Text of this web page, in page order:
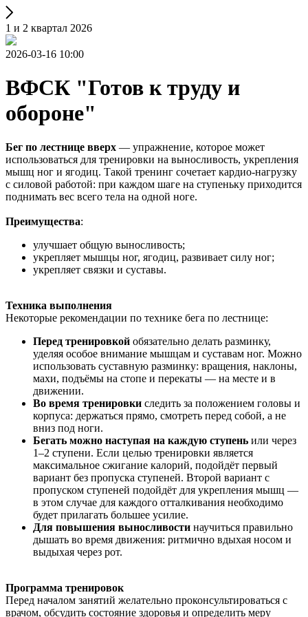
1 и 2 квартал 2026
2026-03-16 10:00
ВФСК "Готов к труду и
обороне"
Бег по лестнице вверх — упражнение, которое может
использоваться для тренировки на выносливость, укрепления
мышц ног и ягодиц. Такой тренинг сочетает кардио-нагрузку
с силовой работой: при каждом шаге на ступеньку приходится
поднимать вес всего тела на одной ноге.
Преимущества:
улучшает общую выносливость;
укрепляет мышцы ног, ягодиц, развивает силу ног;
укрепляет связки и суставы.
Техника выполнения
Некоторые рекомендации по технике бега по лестнице:
Перед тренировкой обязательно делать разминку,
уделяя особое внимание мышцам и суставам ног. Можно
использовать суставную разминку: вращения, наклоны,
махи, подъёмы на стопе и перекаты — на месте и в
движении.
Во время тренировки следить за положением головы и
корпуса: держаться прямо, смотреть перед собой, а не
вниз под ноги.
Бегать можно наступая на каждую ступень или через
1–2 ступени. Если целью тренировки является
максимальное сжигание калорий, подойдёт первый
вариант без пропуска ступеней. Второй вариант с
пропуском ступеней подойдёт для укрепления мышц —
в этом случае для каждого отталкивания необходимо
будет прилагать большее усилие.
Для повышения выносливости научиться правильно
дышать во время движения: ритмично вдыхая носом и
выдыхая через рот.
Программа тренировок
Перед началом занятий желательно проконсультироваться с
врачом, обсудить состояние здоровья и определить меру